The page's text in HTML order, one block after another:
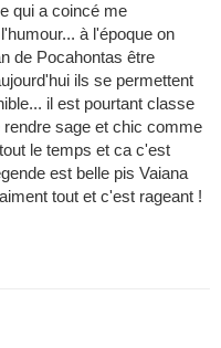
qui a coincé me
à l'époque on
de Pocahontas être
ils se permettent
il est pourtant classe
sage et chic comme
le temps et ca c'est
est belle pis Vaiana
tout et c'est rageant !